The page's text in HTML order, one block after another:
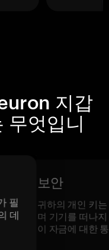
지갑
무엇입니
필
데
보안
귀하의 개인 키
며 기기를 떠나
이 자금에 대한